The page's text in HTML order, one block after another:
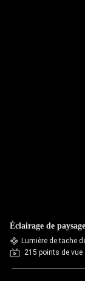
Éclairage de
Lumière de tache
215 points de vue